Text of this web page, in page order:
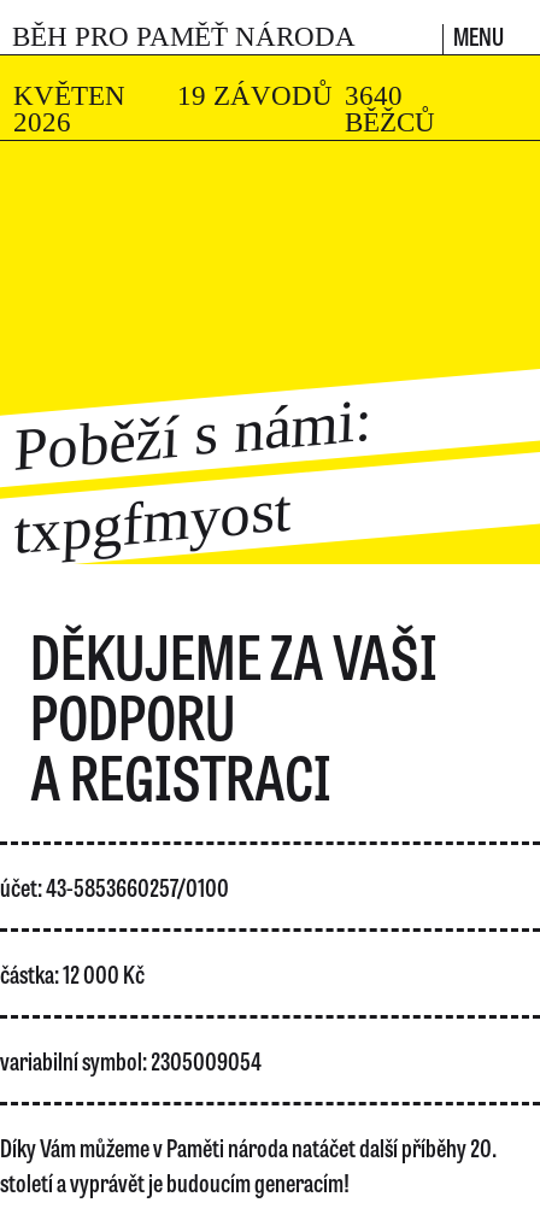
BĚH PRO PAMĚŤ NÁRODA MENU
KVĚTEN
2026
19 ZÁVODŮ 3640
BĚŽCŮ
Poběží s námi:
txpgfmyost
DĚKUJEME ZA VAŠI
PODPORU
A REGISTRACI
účet: 43-5853660257/0100
částka: 12 000 Kč
variabilní symbol: 2305009054
Díky Vám můžeme v Paměti národa natáčet další příběhy 20.
století a vyprávět je budoucím generacím!